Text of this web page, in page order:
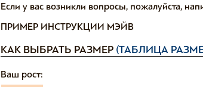
Если у вас возникли вопросы, пожалуйста,
ПРИМЕР ИНСТРУКЦИИ МЭЙВ
КАК ВЫБРАТЬ РАЗМЕР (ТАБЛИЦА
Ваш рост: